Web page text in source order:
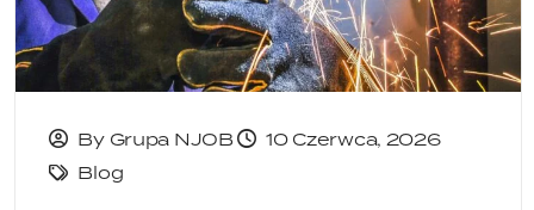
By Grupa NJOB
10 Czerwca, 2026
Blog